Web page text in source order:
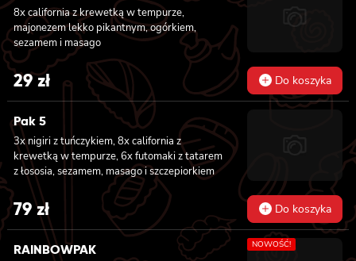
8x california z krewetką w tempurze,
majonezem lekko pikantnym, ogórkiem,
sezamem i masago
29zł Do koszyka
Pak 5
3x nigiri z tuńczykiem, 8x california z
krewetką w tempurze, 6x futomaki z tatarem
z łososia, sezamem, masago i szczepiorkiem
79zł Do koszyka
RAINBOWPAK NOWOŚĆ!